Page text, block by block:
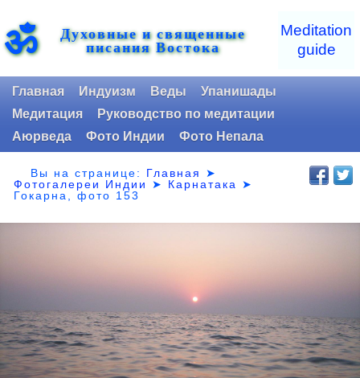
ॐ Духовные и священные
писания Востока
Meditation
guide
Главная Индуизм Веды
Упанишады
Медитация
Руководство по медитации
Аюрведа
Фото Индии Фото Непала
Вы на странице: Главная
➤
Фотогалереи Индии
➤ Карнатака
➤
Гокарна, фото 153